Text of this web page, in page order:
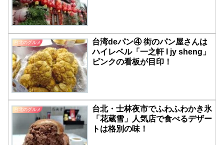
台北のグルメ
台湾deパン④ 街のパン屋さんは
ハイレベル「一之軒 I jy sheng」
ピンクの看板が目印！
台北のグルメ
台北・士林夜市でふわふわかき氷
「花蔵雪」人気店で食べるデザー
トは格別の味！